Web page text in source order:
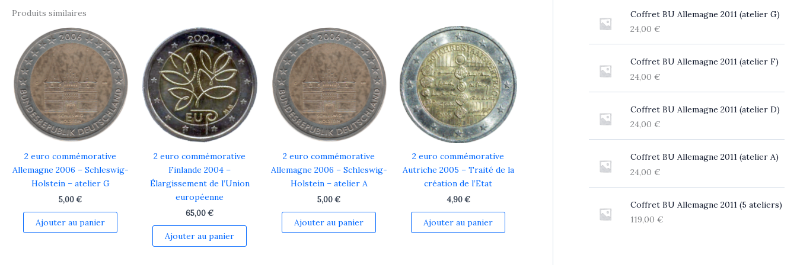
Produits similaires
2 euro commémorative
Allemagne 2006 – Schleswig-
Holstein – atelier G
5,00€
Ajouter au panier
2 euro commémorative
Finlande 2004 –
Élargissement de l’Union
européenne
65,00€
Ajouter au panier
2 euro commémorative
Allemagne 2006 – Schleswig-
Holstein – atelier A
5,00€
Ajouter au panier
2 euro commémorative
Autriche 2005 – Traité de la
création de l’Etat
4,90€
Ajouter au panier
Coffret BU Allemagne 2011 (atelier G)
24,00 €
Coffret BU Allemagne 2011 (atelier F)
24,00 €
Coffret BU Allemagne 2011 (atelier D)
24,00 €
Coffret BU Allemagne 2011 (atelier A)
24,00 €
Coffret BU Allemagne 2011 (5 ateliers)
119,00 €